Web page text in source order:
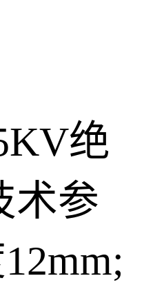
绝
术参